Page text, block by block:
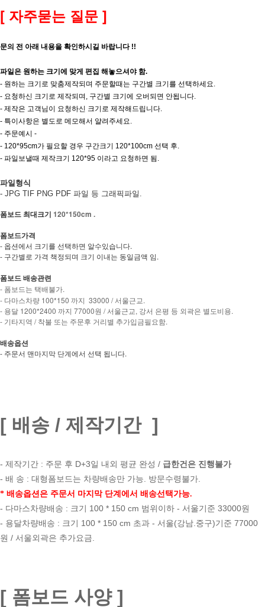
[ 자주묻는 질문 ]
문의 전 아래 내용을 확인하시길 바랍니다 !!
파일은 원하는 크기에 맞게 편집 해놓으셔야 함.
- 원하는 크기로 맞춤제작되며 주문할때는 구간별 크기를 선택하세요.
- 요청하신 크기로 제작되며, 구간별 크기에 오버되면 안됩니다.
- 제작은 고객님이 요청하신 크기로 제작해드립니다.
- 특이사항은 별도로 메모해서 얄려주세요.
- 주문예시 -
- 120*95cm가 필요할 경우 구간크기 120*100cm 선택 후.
- 파일보낼때 제작크기 120*95 이라고 요청하면 됨.
파일형식
- JPG TIF PNG PDF 파일 등 그래픽파일.
폼보드 최대크기 120*150cm .
폼보드가격
- 옵션에서 크기를 선택하면 알수있습니다.
- 구간별로 가격 책정되며 크기 이내는 동일금액 임.
폼보드 배송관련
- 폼보드는 택배불가.
- 다마스차량 100*150 까지 33000 / 서울근교.
- 용달 1200*2400 까지 77000원 / 서울근교, 강서 은평 등 외곽은 별도비용.
- 기타지역 / 착불 또는 주문후 거리별 추가입금필요함.
배송옵션
- 주문서 맨마지막 단계에서 선택 됩니다.
[ 배송 / 제작기간 ]
- 제작기간 : 주문 후 D+3일 내외 평균 완성 / 급한건은 진행불가
- 배 송 : 대형폼보드는 차량배송만 가능. 방문수령불가.
* 배송옵션은 주문서 마지막 단계에서 배송선택가능.
- 다마스차량배송 : 크기 100 * 150 cm 범위이하 - 서울기준 33000원
- 용달차량배송 : 크기 100 * 150 cm 초과 - 서울(강남.중구)기준 77000
원 / 서울외곽은 추가요금.
[ 폼보드 사양 ]